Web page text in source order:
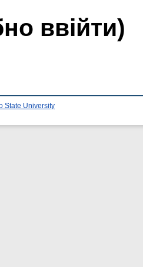
ввійти)
State University